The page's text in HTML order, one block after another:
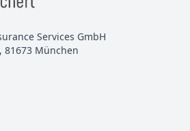
Services GmbH
81673 München